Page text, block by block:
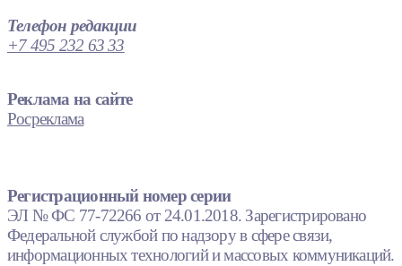
Телефон редакции
+7 495 232 63 33
Реклама на сайте
Росреклама
Регистрационный номер серии
ЭЛ № ФС 77-72266 от 24.01.2018. Зарегистрировано
Федеральной службой по надзору в сфере связи,
информационных технологий и массовых коммуникаций.